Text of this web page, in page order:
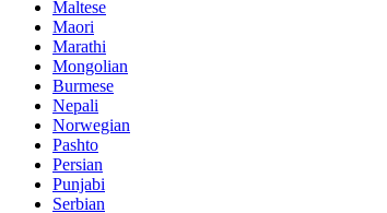
Maltese
Maori
Marathi
Mongolian
Burmese
Nepali
Norwegian
Pashto
Persian
Punjabi
Serbian